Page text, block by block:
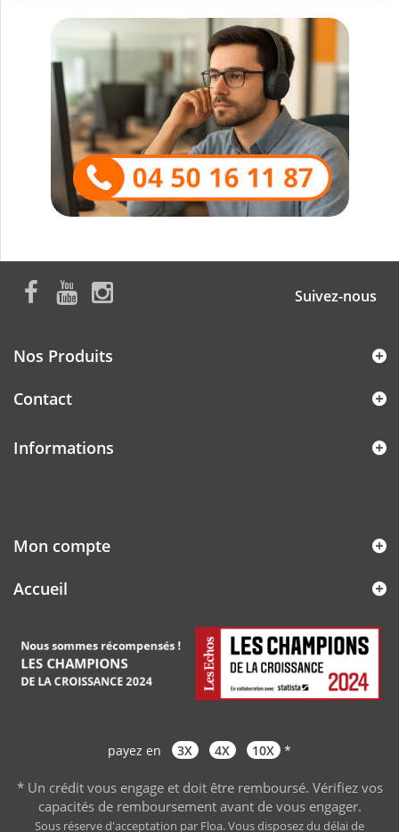
Suivez-nous
Nos Produits
Contact
Informations
Mon compte
Accueil
payez en 3X 4X 10X *
* Un crédit vous engage et doit être remboursé. Vérifiez vos
capacités de remboursement avant de vous engager.
Sous réserve d'acceptation par Floa. Vous disposez du délai de